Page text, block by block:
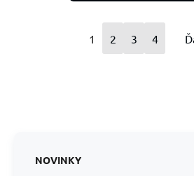
1 2 3 4
NOVINKY